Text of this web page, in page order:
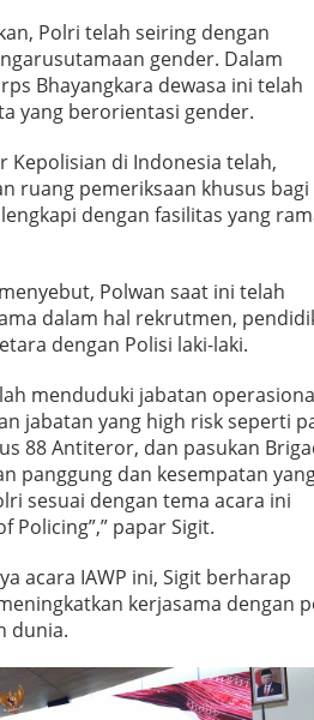
Polri telah seiring dengan
gender. Dalam
Bhayangkara dewasa ini telah
yang berorientasi gender.
Kepolisian di Indonesia telah,
ruang pemeriksaan khusus bagi
dengan fasilitas yang
Polwan saat ini telah
dalam hal rekrutmen,
dengan Polisi laki-laki.
menduduki jabatan
jabatan yang high risk seperti
88 Antiteror, dan pasukan
panggung dan kesempatan
sesuai dengan tema acara ini
Policing”,” papar Sigit.
acara IAWP ini, Sigit berharap
kerjasama dengan
dunia.